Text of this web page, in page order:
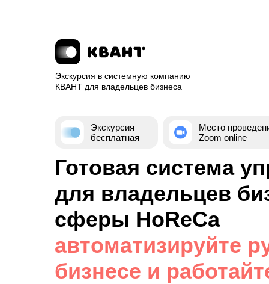
Экскурсия в системную компанию
КВАНТ для владельцев бизнеса
Готовая система
для владельцев
сферы HoReCa
автоматизируйте
бизнесе и
Экскурсия –
бесплатная
Место
Zoom online